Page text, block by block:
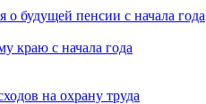
будущей пенсии с начала года
краю с начала года
на охрану труда